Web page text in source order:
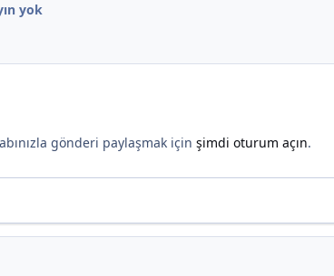
yok
gönderi paylaşmak için şimdi oturum açın.
*